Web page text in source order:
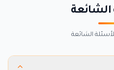
الشائعة
الشائعة